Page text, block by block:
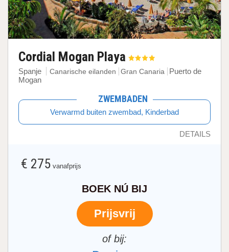
Cordial Mogan Playa
Spanje Canarische eilanden Gran Canaria
Puerto de
Mogan
ZWEMBADEN
Verwarmd buiten zwembad, Kinderbad
DETAILS
€ 275 vanafprijs
BOEK NÚ BIJ
Prijsvrij